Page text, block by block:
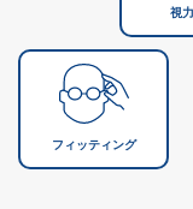
視
フィッティング